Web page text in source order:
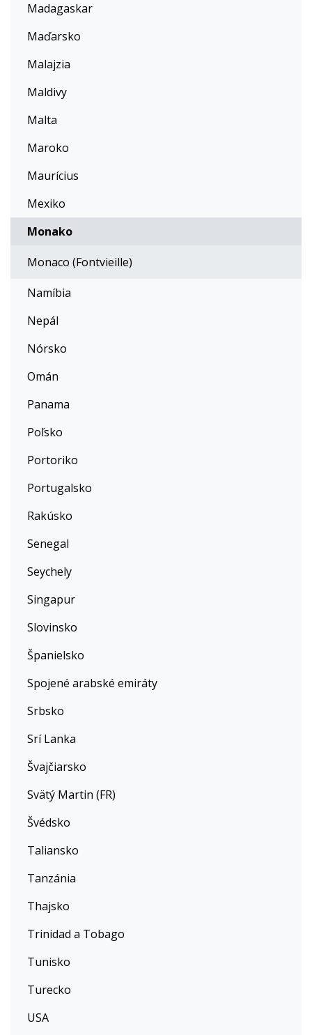
Madagaskar
Maďarsko
Malajzia
Maldivy
Malta
Maroko
Maurícius
Mexiko
Monako
Monaco (Fontvieille)
Namíbia
Nepál
Nórsko
Omán
Panama
Poľsko
Portoriko
Portugalsko
Rakúsko
Senegal
Seychely
Singapur
Slovinsko
Španielsko
Spojené arabské emiráty
Srbsko
Srí Lanka
Švajčiarsko
Svätý Martin (FR)
Švédsko
Taliansko
Tanzánia
Thajsko
Trinidad a Tobago
Tunisko
Turecko
USA